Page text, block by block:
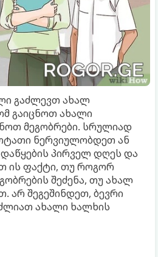
გაძლევთ ახალ
გაიცნოთ ახალი
მეგობრები. სრულიად
ნერვიულობდეთ ან
პირველ დღეს და
ის ფაქტი, თუ როგორ
შეძენა, თუ ახალ
არ შეგეშინდეთ, ბევრი
ახალი ხალხის